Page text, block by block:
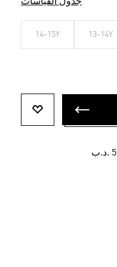
13-14Y
14-15Y